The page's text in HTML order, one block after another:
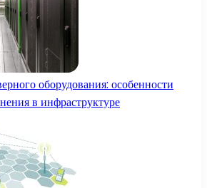
оборудования: особенности
в инфраструктуре